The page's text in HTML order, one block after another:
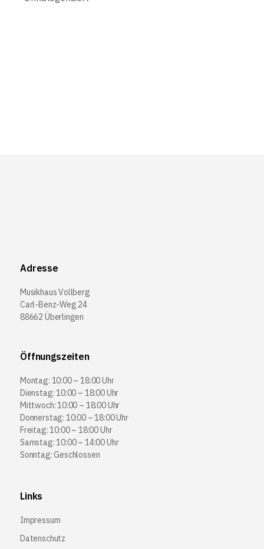
Adresse
Musikhaus Vollberg
Carl-Benz-Weg 24
88662 Überlingen
Öffnungszeiten
Montag: 10:00 – 18:00 Uhr
Dienstag: 10:00 – 18:00 Uhr
Mittwoch: 10:00 – 18:00 Uhr
Donnerstag: 10:00 – 18:00 Uhr
Freitag: 10:00 – 18:00 Uhr
Samstag: 10:00 – 14:00 Uhr
Sonntag: Geschlossen
Links
Impressum
Datenschutz